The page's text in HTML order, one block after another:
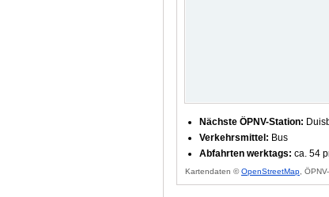
Nächste ÖPNV-Station:
Verkehrsmittel: Bus
Abfahrten werktags: ca. 54
Kartendaten ©OpenStreetMap ,